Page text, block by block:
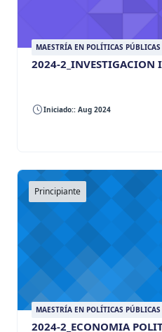
MAESTRÍA EN POLÍTICAS PÚBLICAS
2024-2_INVESTIGACION
Iniciado:: Aug 2024
Principiante
MAESTRÍA EN POLÍTICAS PÚBLICAS
2024-2_ECONOMIA